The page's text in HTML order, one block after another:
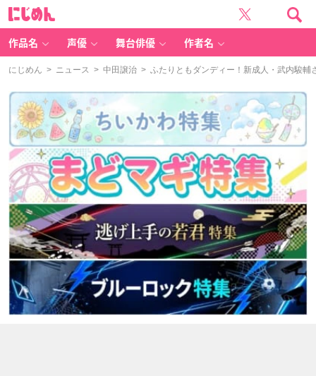
作品名 声優 舞台俳優 作者名
にじめん > ニュース > 中田譲治 > ふたりともダンディー！新成人・武内駿輔